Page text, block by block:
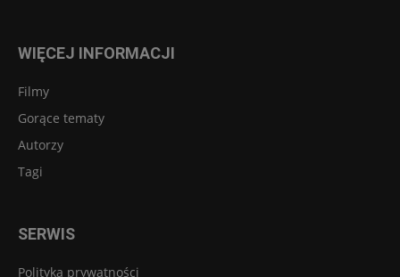
WIĘCEJ INFORMACJI
Filmy
Gorące tematy
Autorzy
Tagi
SERWIS
Polityka prywatności